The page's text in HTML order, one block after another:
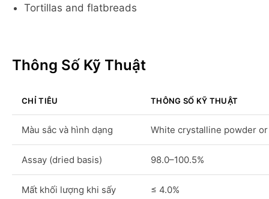
Tortillas and flatbreads
Thông Số Kỹ Thuật
CHỈ TIÊU THÔNG SỐ KỸ THUẬT
Màu sắc và hình dạng White crystalline powder
Assay (dried basis) 98.0–100.5%
Mất khối lượng khi sấy ≤ 4.0%